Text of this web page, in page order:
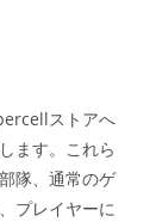
ストアへ
ます。これら
隊、通常のゲ
プレイヤーに